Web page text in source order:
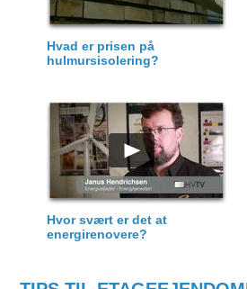
Hvad er prisen på
hulmursisolering?
Hvor svært er det at
energirenovere?